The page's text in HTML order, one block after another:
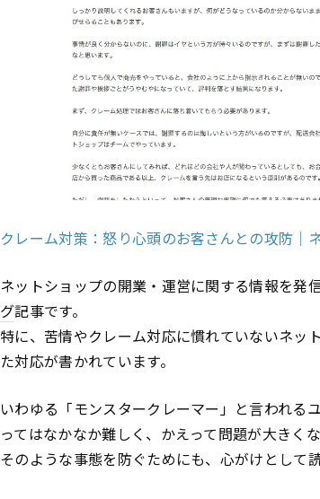
クレーム対策：怒り心頭のお客さんとの攻防｜
ネットショップの開業・運営に関する情報を発
グ記事です。
特に、苦情やクレーム対応に慣れていないネッ
た対応が書かれています。
いわゆる「モンスタークレーマー」と言われる
ってはなかなか難しく、かえって問題が大きく
そのような事態を防ぐためにも、心がけとして